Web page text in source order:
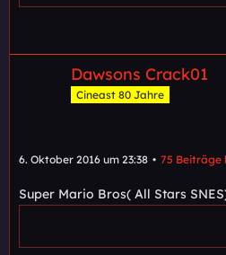
Dawsons Crack01
Cineast 80 Jahre
6. Oktober 2016 um 23:38 75 Beiträge
Super Mario Bros( All Stars